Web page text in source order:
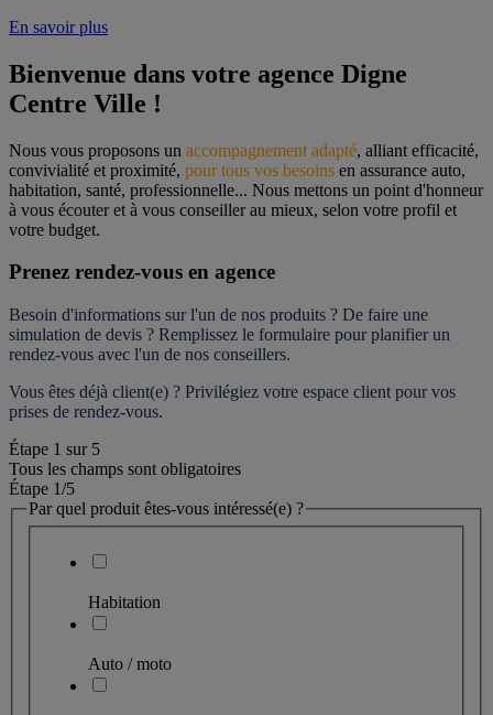
En savoir plus
Bienvenue dans votre agence Digne
Centre Ville !
Nous vous proposons un accompagnement adapté, alliant efficacité,
convivialité et proximité, pour tous vos besoins en assurance auto,
habitation, santé, professionnelle... Nous mettons un point d'honneur
à vous écouter et à vous conseiller au mieux, selon votre profil et
votre budget.
Prenez rendez-vous en agence
Besoin d'informations sur l'un de nos produits ? De faire une
simulation de devis ? Remplissez le formulaire pour planifier un
rendez-vous avec l'un de nos conseillers.
Vous êtes déjà client(e) ? Privilégiez votre espace client pour vos
prises de rendez-vous.
Étape 1 sur 5
Tous les champs sont obligatoires
Étape 1/5
Par quel produit êtes-vous intéressé(e) ?
Habitation
Auto / moto